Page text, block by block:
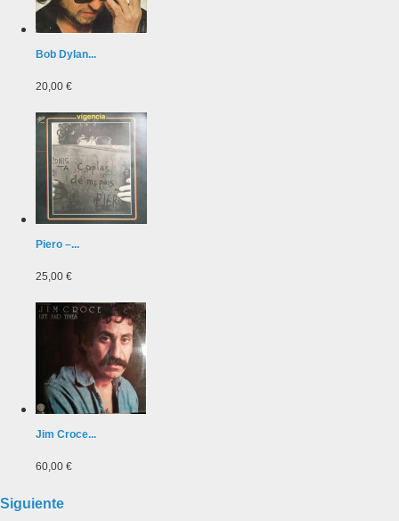
Bob Dylan...
20,00 €
Piero ‎–...
25,00 €
Jim Croce...
60,00 €
Siguiente